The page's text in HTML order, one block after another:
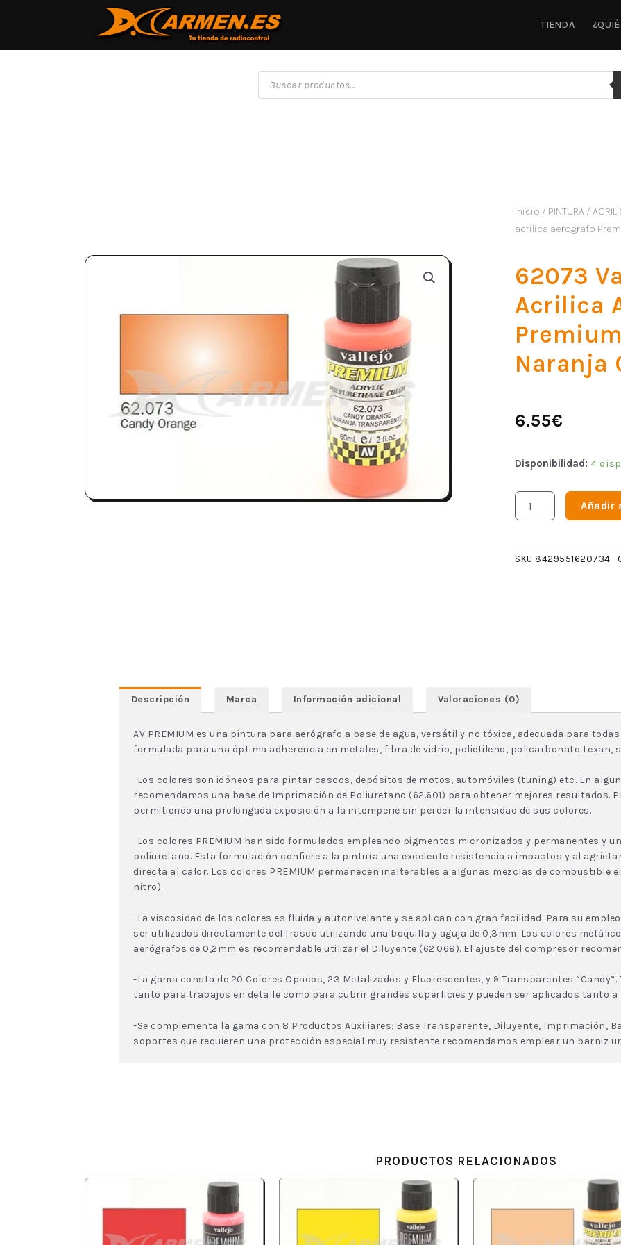
TIENDA
Inicio / PINTURA /
acrilica aerografo
62073
Acrilica
Naranja
6.55€
Disponibilidad: 4
Añadir
SKU 8429551620734
Descripción Marca Información adicional Valoraciones (0)
AV PREMIUM es una pintura para aerógrafo a base de agua, versátil y no tóxica, adecuada para
formulada para una óptima adherencia en metales, fibra de vidrio, polietileno, policarbonato
-Los colores son idóneos para pintar cascos, depósitos de motos, automóviles (tuning) etc. En
recomendamos una base de Imprimación de Poliuretano (62.601) para obtener mejores resultados.
permitiendo una prolongada exposición a la intemperie sin perder la intensidad de sus colores.
-Los colores PREMIUM han sido formulados empleando pigmentos micronizados y permanentes y
poliuretano. Esta formulación confiere a la pintura una excelente resistencia a impactos y al
directa al calor. Los colores PREMIUM permanecen inalterables a algunas mezclas de combustible
nitro).
-La viscosidad de los colores es fluida y autonivelante y se aplican con gran facilidad. Para su
ser utilizados directamente del frasco utilizando una boquilla y aguja de 0,3mm. Los colores
aerógrafos de 0,2mm es recomendable utilizar el Diluyente (62.068). El ajuste del compresor
-La gama consta de 20 Colores Opacos, 23 Metalizados y Fluorescentes, y 9 Transparentes
tanto para trabajos en detalle como para cubrir grandes superficies y pueden ser aplicados tanto a
-Se complementa la gama con 8 Productos Auxiliares: Base Transparente, Diluyente, Imprimación,
soportes que requieren una protección especial muy resistente recomendamos emplear un barniz
PRODUCTOS RELACIONADOS